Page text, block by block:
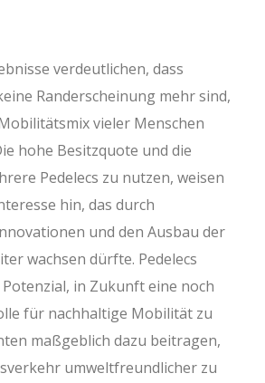
verdeutlichen, dass
Randerscheinung mehr sind,
vieler Menschen
hohe Besitzquote und die
Pedelecs zu nutzen, weisen
hin, das durch
und den Ausbau der
wachsen dürfte. Pedelecs
in Zukunft eine noch
für nachhaltige Mobilität zu
maßgeblich dazu beitragen,
umweltfreundlicher zu